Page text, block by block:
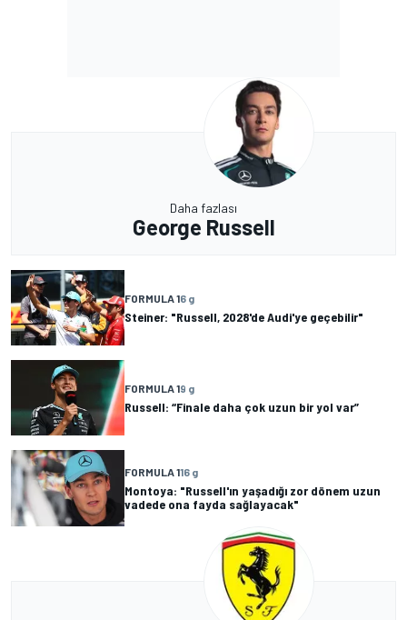
Daha fazlası
George Russell
FORMULA 16 g
Steiner: "Russell, 2028'de Audi'ye geçebilir"
FORMULA 19 g
Russell: “Finale daha çok uzun bir yol var”
FORMULA 116 g
Montoya: "Russell'ın yaşadığı zor dönem uzun
vadede ona fayda sağlayacak"